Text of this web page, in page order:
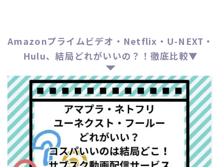
Amazonプライムビデオ・Netflix・U-NEXT・
Hulu、結局どれがいいの？！徹底比較▼